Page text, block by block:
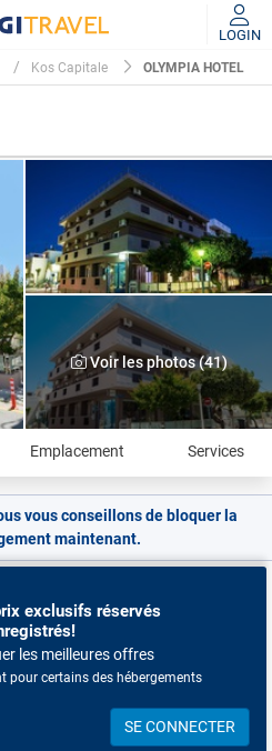
LOGIN
Kos Capitale OLYMPIA HOTEL
Voir les photos (41)
Emplacement Services
vous conseillons de bloquer la
maintenant.
exclusifs réservés
les meilleures offres
pour certains des hébergements
SE CONNECTER